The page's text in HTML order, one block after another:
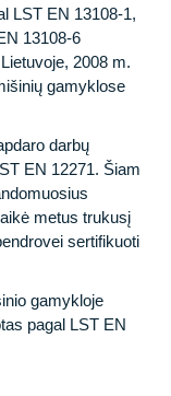
LST EN 13108-1,
13108-6
2008 m.
gamyklose
darbų
EN 12271. Šiam
metus trukusį
sertifikuoti
gamykloje
pagal LST EN